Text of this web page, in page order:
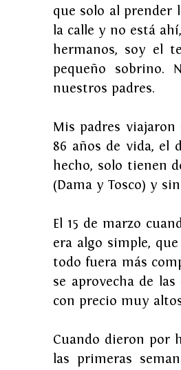
que solo al prender
la calle y no está
hermanos, soy el
pequeño sobrino.
nuestros padres.
Mis padres
86 años de vida, el
hecho, solo tienen
(Dama y Tosco) y
El 15 de marzo
era algo simple,
todo fuera más
se aprovecha de
con precio muy
Cuando dieron por
las primeras